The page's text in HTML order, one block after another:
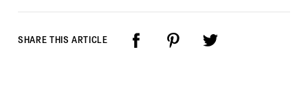
SHARE THIS ARTICLE